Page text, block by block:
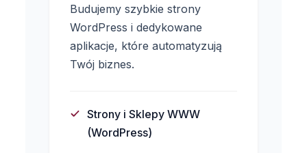
Budujemy szybkie strony
WordPress i dedykowane
aplikacje, które automatyzują
Twój biznes.
Strony i Sklepy WWW
(WordPress)